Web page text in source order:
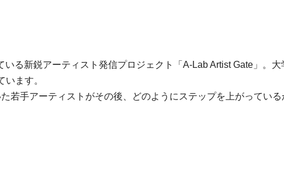
る新鋭アーティスト発信プロジェクト「A-Lab Artist Gate」。
ます。
若手アーティストがその後、どのようにステップを上がってい